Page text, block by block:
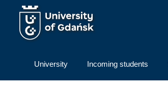
Skip to main content
University Incoming students